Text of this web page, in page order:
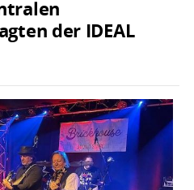
der IDEAL